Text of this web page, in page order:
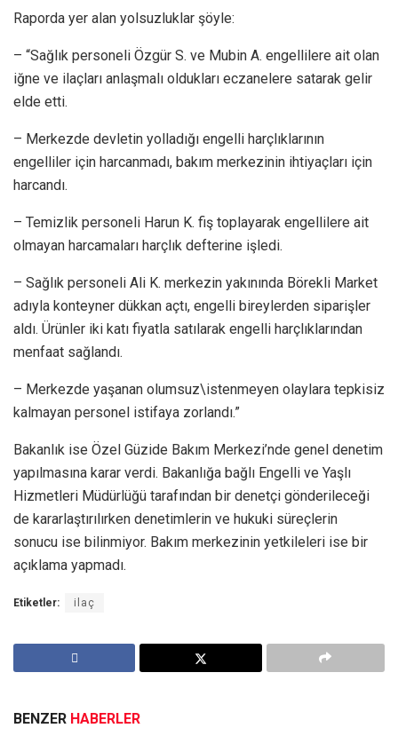
Raporda yer alan yolsuzluklar şöyle:
– “Sağlık personeli Özgür S. ve Mubin A. engellilere ait olan
iğne ve ilaçları anlaşmalı oldukları eczanelere satarak gelir
elde etti.
– Merkezde devletin yolladığı engelli harçlıklarının
engelliler için harcanmadı, bakım merkezinin ihtiyaçları için
harcandı.
– Temizlik personeli Harun K. fiş toplayarak engellilere ait
olmayan harcamaları harçlık defterine işledi.
– Sağlık personeli Ali K. merkezin yakınında Börekli Market
adıyla konteyner dükkan açtı, engelli bireylerden siparişler
aldı. Ürünler iki katı fiyatla satılarak engelli harçlıklarından
menfaat sağlandı.
– Merkezde yaşanan olumsuz\istenmeyen olaylara tepkisiz
kalmayan personel istifaya zorlandı.”
Bakanlık ise Özel Güzide Bakım Merkezi’nde genel denetim
yapılmasına karar verdi. Bakanlığa bağlı Engelli ve Yaşlı
Hizmetleri Müdürlüğü tarafından bir denetçi gönderileceği
de kararlaştırılırken denetimlerin ve hukuki süreçlerin
sonucu ise bilinmiyor. Bakım merkezinin yetkileleri ise bir
açıklama yapmadı.
Etiketler: ilaç
BENZER HABERLER